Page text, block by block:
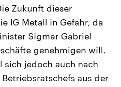
aus
USA
Aktuelle Beiträge,
Hintergründe
Wirtschaftlich und
gehören die Vereinigten
den mächtigsten Ländern
mit großem Einfluss auf
Zukunft dieser
IG Metall in Gefahr, da
Sigmar Gabriel
genehmigen will.
sich jedoch auch nach
aus der